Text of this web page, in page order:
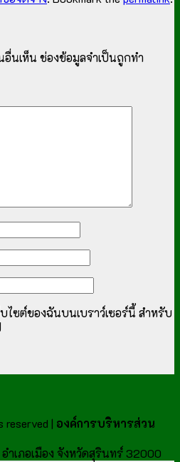
อื่นเห็น ช่องข้อมูลจำเป็นถูกทำ
ไซต์ของฉันบนเบราว์เซอร์นี้ สำหรับ
| องค์การบริหารส่วน
ำเภอเมือง จังหวัดสุรินทร์ 32000